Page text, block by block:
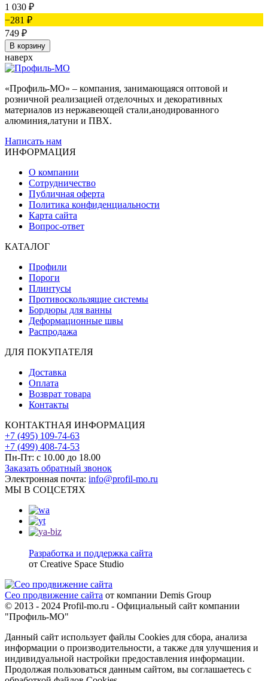
1 030 ₽
−281 ₽
749 ₽
В корзину
наверх
«Профиль-МО» – компания, занимающаяся оптовой и
розничной реализацией отделочных и декоративных
материалов из нержавеющей стали,анодированного
алюминия,латуни и ПВХ.
Написать нам
ИНФОРМАЦИЯ
О компании
Сотрудничество
Публичная оферта
Политика конфиденциальности
Карта сайта
Вопрос-ответ
КАТАЛОГ
Профили
Пороги
Плинтусы
Противоскользящие системы
Бордюры для ванны
Деформационные швы
Распродажа
ДЛЯ ПОКУПАТЕЛЯ
Доставка
Оплата
Возврат товара
Контакты
КОНТАКТНАЯ ИНФОРМАЦИЯ
+7 (495) 109-74-63
+7 (499) 408-74-53
Пн-Пт: с 10.00 до 18.00
Заказать обратный звонок
Электронная почта: info@profil-mo.ru
МЫ В СОЦСЕТЯХ
Разработка и поддержка сайта
от Creative Space Studio
Сео продвижение сайта от компании Demis Group
© 2013 - 2024 Profil-mo.ru - Официальный сайт компании
"Профиль-МО"
Данный сайт использует файлы Cookies для сбора, анализа
информации о производительности, а также для улучшения и
индивидуальной настройки предоставления информации.
Продолжая пользоваться данным сайтом, вы соглашаетесь с